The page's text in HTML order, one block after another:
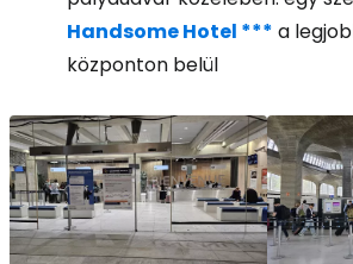
Handsome Hotel *** a
központon belül